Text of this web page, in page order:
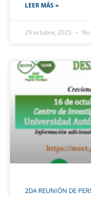
LEER MÁS »
29 octubre, 2025
2DA REUNIÓN DE